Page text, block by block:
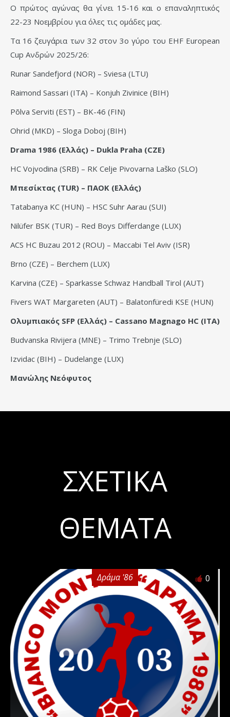
Ο πρώτος αγώνας θα γίνει 15-16 και ο επαναληπτικός
22-23 Νοεμβρίου για όλες τις ομάδες μας.
Τα 16 ζευγάρια των 32 στον 3ο γύρο του EHF European
Cup Ανδρών 2025/26:
Runar Sandefjord (NOR) – Sviesa (LTU)
Raimond Sassari (ITA) – Konjuh Zivinice (BIH)
Põlva Serviti (EST) – BK-46 (FIN)
Ohrid (MKD) – Sloga Doboj (BIH)
Drama 1986 (Ελλάς) – Dukla Praha (CZE)
HC Vojvodina (SRB) – RK Celje Pivovarna Laško (SLO)
Μπεσίκτας (TUR) – ΠΑΟΚ (Eλλάς)
Tatabanya KC (HUN) – HSC Suhr Aarau (SUI)
Nilüfer BSK (TUR) – Red Boys Differdange (LUX)
ACS HC Buzau 2012 (ROU) – Maccabi Tel Aviv (ISR)
Brno (CZE) – Berchem (LUX)
Karvina (CZE) – Sparkasse Schwaz Handball Tirol (AUT)
Fivers WAT Margareten (AUT) – Balatonfüredi KSE (HUN)
Ολυμπιακός SFP (Ελλάς) – Cassano Magnago HC (ITA)
Budvanska Rivijera (MNE) – Trimo Trebnje (SLO)
Izvidac (BIH) – Dudelange (LUX)
Μανώλης Νεόφυτος
ΣΧΕΤΙΚΆ
ΘΈΜΑΤΑ
Δράμα '86 0